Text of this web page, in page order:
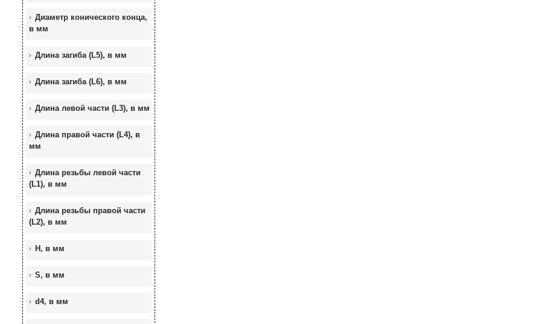
Диаметр конического конца,
в мм
Длина загиба (L5), в мм
Длина загиба (L6), в мм
Длина левой части (L3), в мм
Длина правой части (L4), в
мм
Длина резьбы левой части
(L1), в мм
Длина резьбы правой части
(L2), в мм
H, в мм
S, в мм
d4, в мм